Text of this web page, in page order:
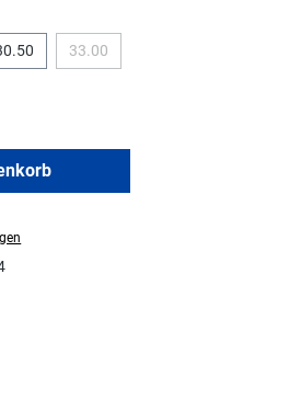
ist zurzeit nicht verfügbar.)
33.00(Diese Option ist zurzeit nicht